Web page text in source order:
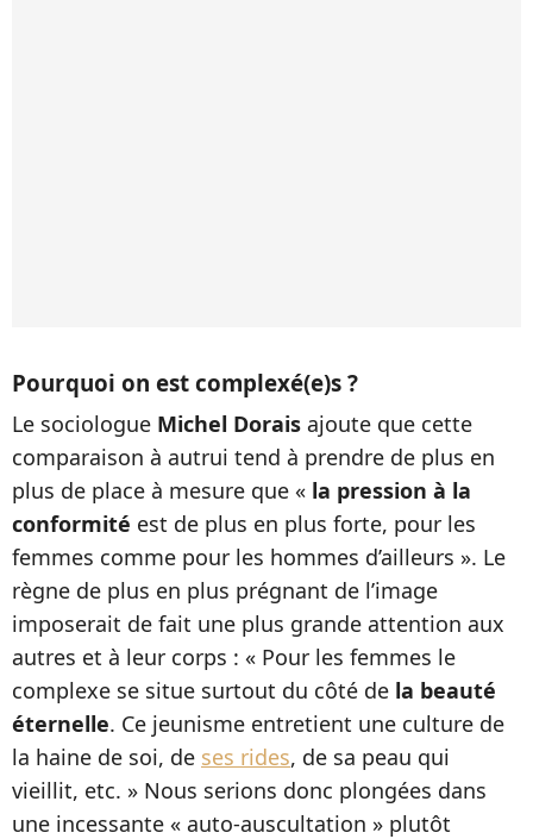
Pourquoi on est complexé(e)s ?
Le sociologue Michel Dorais ajoute que cette
comparaison à autrui tend à prendre de plus en
plus de place à mesure que « la pression à la
conformité est de plus en plus forte, pour les
femmes comme pour les hommes d’ailleurs ». Le
règne de plus en plus prégnant de l’image
imposerait de fait une plus grande attention aux
autres et à leur corps : « Pour les femmes le
complexe se situe surtout du côté de la beauté
éternelle. Ce jeunisme entretient une culture de
la haine de soi, de ses rides, de sa peau qui
vieillit, etc. » Nous serions donc plongées dans
une incessante « auto-auscultation » plutôt